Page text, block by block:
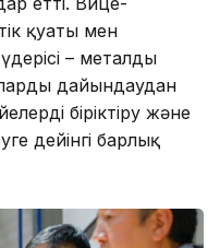
қуаты мен
– металды
дайындаудан
біріктіру және
дейінгі барлық